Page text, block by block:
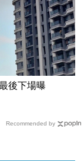
後下場曝
Recommended by